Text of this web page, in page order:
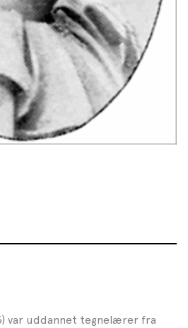
var uddannet tegnelærer fra